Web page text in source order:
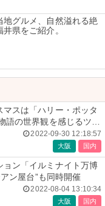
グルメ、自然溢れる絶
県をご紹介。
スは「ハリー・ポッタ
語の世界観を感じるツリ
2022-09-30 12:18:57
大阪 国内
ョン「イルミナイト万博
ン屋台”も同時開催
2022-08-04 13:10:34
大阪 国内